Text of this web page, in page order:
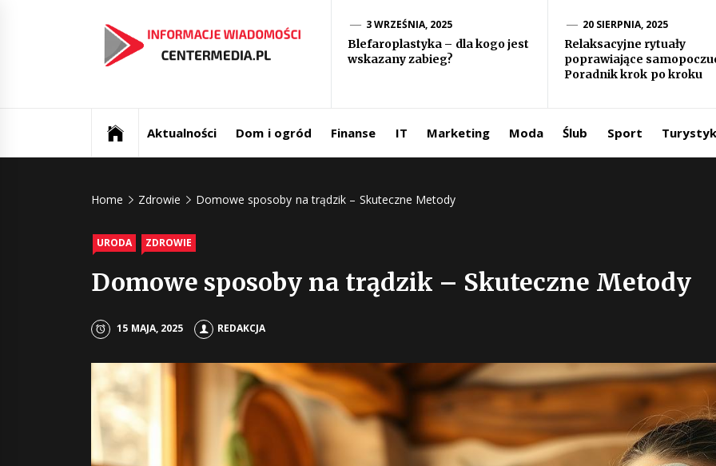
Informacje ze
świata
Centermedia.pl
3 WRZEŚNIA, 2025
Blefaroplastyka – dla kogo jest
wskazany zabieg?
20 SIERPNIA, 2025
Relaksacyjne rytuały
poprawiające
Poradnik krok po kroku
Aktualności Dom i ogród Finanse IT Marketing Moda Ślub Sport
Home Zdrowie Domowe sposoby na trądzik – Skuteczne Metody
URODA ZDROWIE
Domowe sposoby na trądzik – Skuteczne Metody
15 MAJA, 2025 REDAKCJA